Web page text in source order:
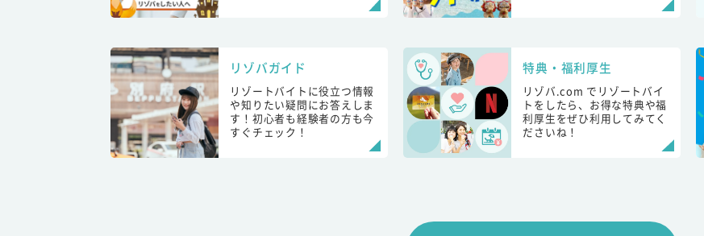
リゾバガイド
リゾートバイトに役立つ情報
や知りたい疑問にお答えしま
す！初心者も経験者の方も今
すぐチェック！
特典・福利厚生
リゾバ.com でリゾートバイ
トをしたら、お得な特典や福
利厚生をぜひ利用してみてく
ださいね！